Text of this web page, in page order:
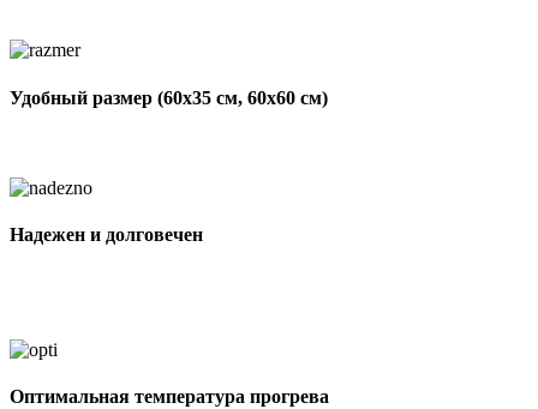
Удобный размер (60х35 см, 60х60 см)
Надежен и долговечен
Оптимальная температура прогрева